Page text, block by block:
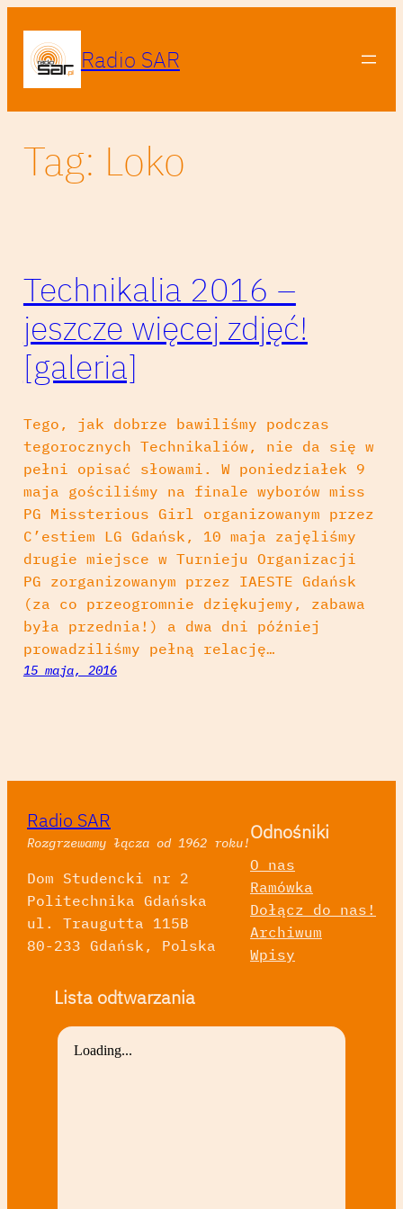
treści
Radio SAR
Tag: Loko
Technikalia 2016 –
jeszcze więcej zdjęć!
[galeria]
Tego, jak dobrze bawiliśmy podczas
tegorocznych Technikaliów, nie da się w
pełni opisać słowami. W poniedziałek 9
maja gościliśmy na finale wyborów miss
PG Missterious Girl organizowanym przez
C’estiem LG Gdańsk, 10 maja zajęliśmy
drugie miejsce w Turnieju Organizacji
PG zorganizowanym przez IAESTE Gdańsk
(za co przeogromnie dziękujemy, zabawa
była przednia!) a dwa dni później
prowadziliśmy pełną relację…
15 maja, 2016
Radio SAR
Rozgrzewamy łącza od 1962 roku!
Dom Studencki nr 2
Politechnika Gdańska
ul. Traugutta 115B
80-233 Gdańsk, Polska
Odnośniki
O nas
Ramówka
Dołącz do nas!
Archiwum
Wpisy
Lista odtwarzania